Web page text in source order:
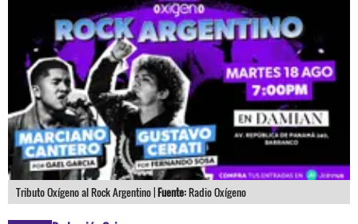
Tributo Oxígeno al Rock Argentino |Fuente:Radio Oxígeno